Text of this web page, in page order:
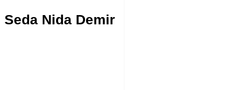
Seda Nida Demir